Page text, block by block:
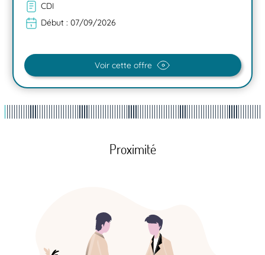
CDI
Début : 07/09/2026
Voir cette offre
Proximité